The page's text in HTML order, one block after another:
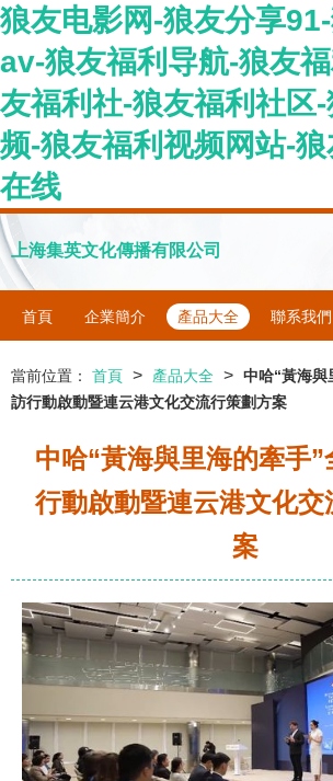
狼友电影网-狼友分享
av-狼友福利导航-狼友
友福利社-狼友福利社区
频-狼友福利视频网站-
在线
上海集英文化傳播有限公司
首頁 企業簡介 產品大全 聯系我們
當前位置： 首頁 > 產品大全 > 中哈“黃海與
訪行動啟動暨連云港文化交流行策劃方案
中哈“黃海與里海的牽手
行動啟動暨連云港文化交
案